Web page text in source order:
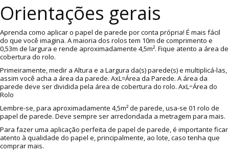
Orientações gerais
Aprenda como aplicar o papel de parede por conta própria! É mais fácil
do que você imagina. A maioria dos rolos tem 10m de comprimento e
0,53m de largura e rende aproximadamente 4,5m². Fique atento a área de
cobertura do rolo.
Primeiramente, medir a Altura e a Largura da(s) parede(s) e multiplicá-las,
assim você acha a área da parede. AxL=Área da Parede. A área da
parede deve ser dividida pela área de cobertura do rolo. AxL÷Área do
Rolo
Lembre-se, para aproximadamente 4,5m² de parede, usa-se 01 rolo de
papel de parede. Deve sempre ser arredondada a metragem para mais.
Para fazer uma aplicação perfeita de papel de parede, é importante ficar
atento à qualidade do papel e, principalmente, ao lote, caso tenha que
comprar mais.